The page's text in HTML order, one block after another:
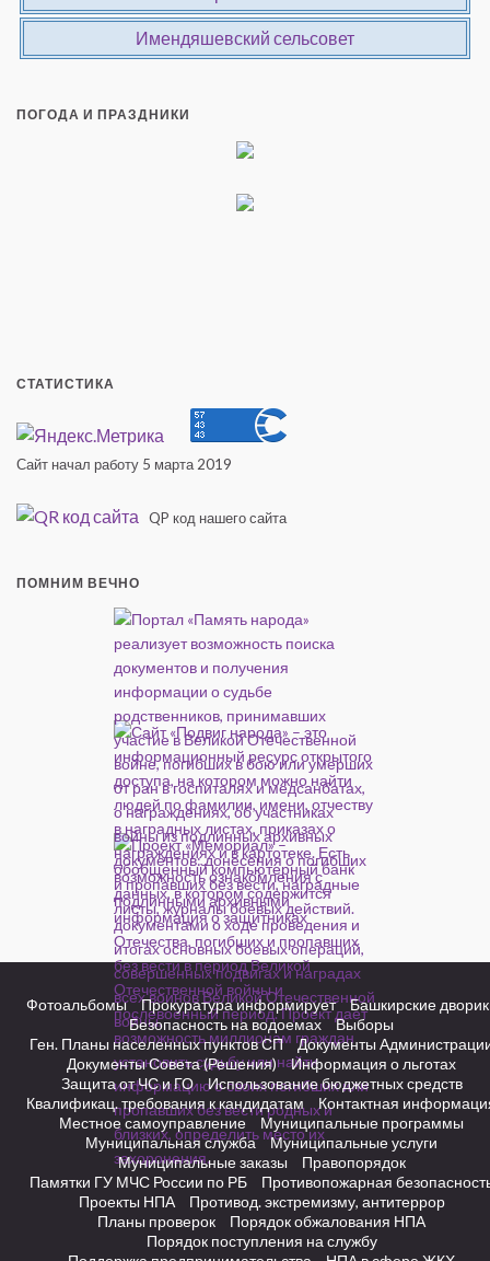
Имендяшевский сельсовет
ПОГОДА И ПРАЗДНИКИ
СТАТИСТИКА
Сайт начал работу 5 марта 2019
QP код нашего сайта
ПОМНИМ ВЕЧНО
Фотоальбомы Прокуратура информирует
Башкирские
Безопасность на водоемах
Выборы
Ген. Планы населенных пунктов СП
Документы
Документы Совета (Решения)
Информация о льготах
Защита от ЧС и ГО
Использование бюджетных средств
Квалификац. требования к кандидатам
Контактная
Местное самоуправление
Муниципальные программы
Муниципальная служба
Муниципальные услуги
Муниципальные заказы
Правопорядок
Памятки ГУ МЧС России по РБ
Противопожарная
Проекты НПА
Противод. экстремизму, антитеррор
Планы проверок
Порядок обжалования НПА
Порядок поступления на службу